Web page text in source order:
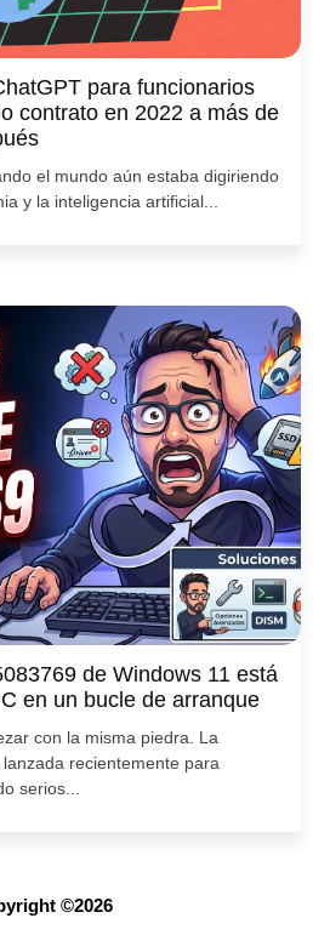
para funcionarios
contrato en 2022 a más de
el mundo aún estaba digiriendo
y la inteligencia artificial...
de Windows 11 está
en un bucle de arranque
con la misma piedra. La
recientemente para
serios...
©2026